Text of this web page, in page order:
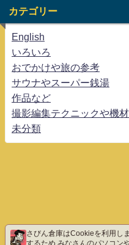
カテゴリー
English
いろいろ
おでかけや旅の参考
サウナやスーパー銭湯
作品など
撮影編集テクニックや機
未分類
さびん倉庫はCookieを利用し
するため みなさんのパソコン